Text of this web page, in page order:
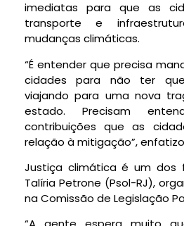
imediatas para que as
transporte e
mudanças climáticas.
“É entender que precisa
cidades para não ter
viajando para uma nova
estado. Precisam
contribuições que as
relação à mitigação”,
Justiça climática é um dos
Talíria Petrone (Psol-RJ),
na Comissão de Legislação